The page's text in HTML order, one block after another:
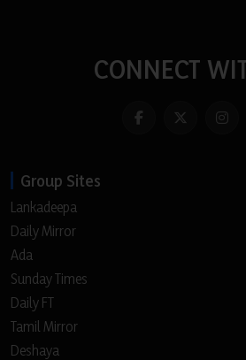
CONNECT
Group Sites
Lankadeepa
Daily Mirror
Ada
Sunday Times
Daily FT
Tamil Mirror
Deshaya